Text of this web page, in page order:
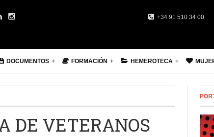
+34 91 510 34 00
DOCUMENTOS FORMACIÓN HEMEROTECA
DE VETERANOS